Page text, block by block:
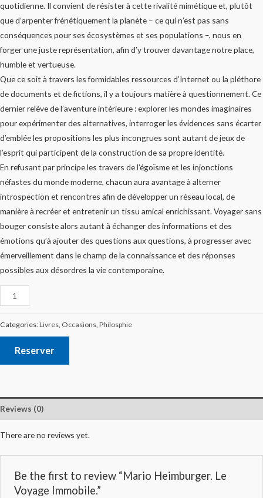
quotidienne. Il convient de résister à cette rivalité mimétique et, plutôt
que d’arpenter frénétiquement la planète – ce qui n’est pas sans
conséquences pour ses écosystèmes et ses populations –, nous en
forger une juste représentation, afin d’y trouver davantage notre place,
humble et vertueuse.
Que ce soit à travers les formidables ressources d’Internet ou la pléthore
de documents et de fictions, il y a toujours matière à questionnement. Ce
dernier relève de l’aventure intérieure : explorer les mondes imaginaires
pour expérimenter des alternatives, interroger les évidences sans écarter
d’emblée les propositions les plus incongrues sont autant de jeux de
l’esprit qui participent de la construction de sa propre identité.
En refusant par principe les travers de l’égoïsme et les injonctions
néfastes du monde moderne, chacun aura avantage à alterner
introspection et rencontres afin de développer un réseau local, de
manière à recréer et entretenir un tissu amical enrichissant. Voyager sans
bouger consiste alors autant à échanger des informations et des
émotions qu’à ajouter des questions aux questions, à progresser avec
émerveillement dans le champ de la connaissance et des réponses
possibles aux désordres la vie contemporaine.
Categories:Livres Occasions Philosphie
Reserver
Reviews (0)
There are no reviews yet.
Be the first to review “Mario Heimburger. Le
Voyage Immobile.”